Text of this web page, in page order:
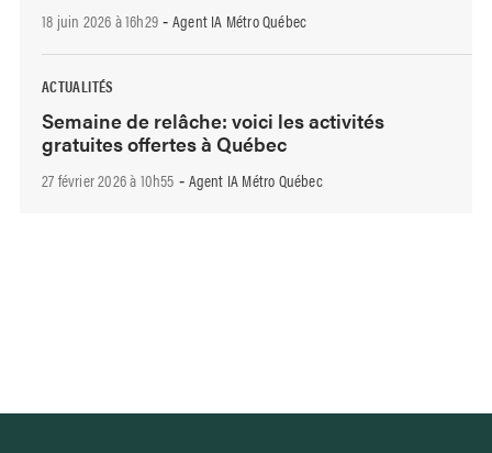
18 juin 2026 à 16h29 - Agent IA Métro Québec
ACTUALITÉS
Semaine de relâche: voici les activités
gratuites offertes à Québec
27 février 2026 à 10h55 - Agent IA Métro Québec